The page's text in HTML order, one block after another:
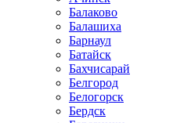
Балаково
Балашиха
Барнаул
Батайск
Бахчисарай
Белгород
Белогорск
Бердск